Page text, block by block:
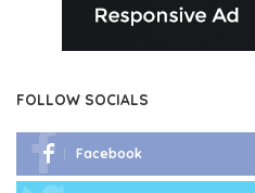
FOLLOW SOCIALS
Facebook